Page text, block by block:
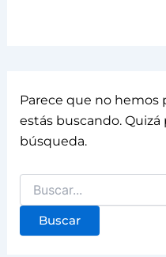
Parece que no hemos
estás buscando.
búsqueda.